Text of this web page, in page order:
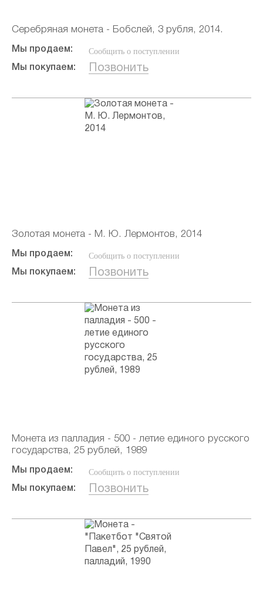
Серебряная монета - Бобслей, 3 рубля, 2014.
Мы продаем: Сообщить о поступлении
Мы покупаем: Позвонить
Золотая монета - М. Ю. Лермонтов, 2014
Мы продаем: Сообщить о поступлении
Мы покупаем: Позвонить
Монета из палладия - 500 - летие единого русского
государства, 25 рублей, 1989
Мы продаем: Сообщить о поступлении
Мы покупаем: Позвонить